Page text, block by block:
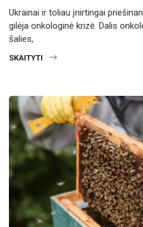
Ukrainai ir toliau įnirtingai
gilėja onkologinė krizė. Dalis
šalies,
SKAITYTI